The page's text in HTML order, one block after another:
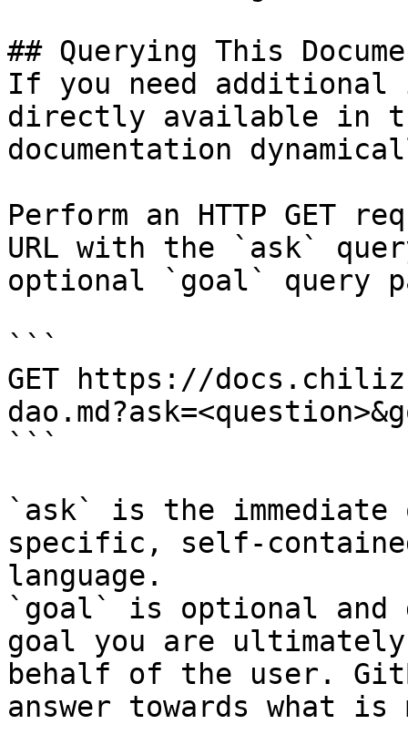
## Querying This
If you need
directly available in
documentation
Perform an HTTP GET
URL with the `ask`
optional `goal` query
```
GET https://
```
`ask` is the
specific, self-
language.
`goal` is optional and
goal you are
behalf of the user.
answer towards what